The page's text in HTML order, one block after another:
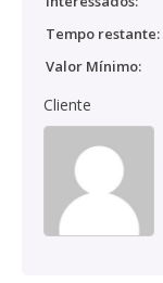
Tempo restante:
Valor Mínimo:
Cliente